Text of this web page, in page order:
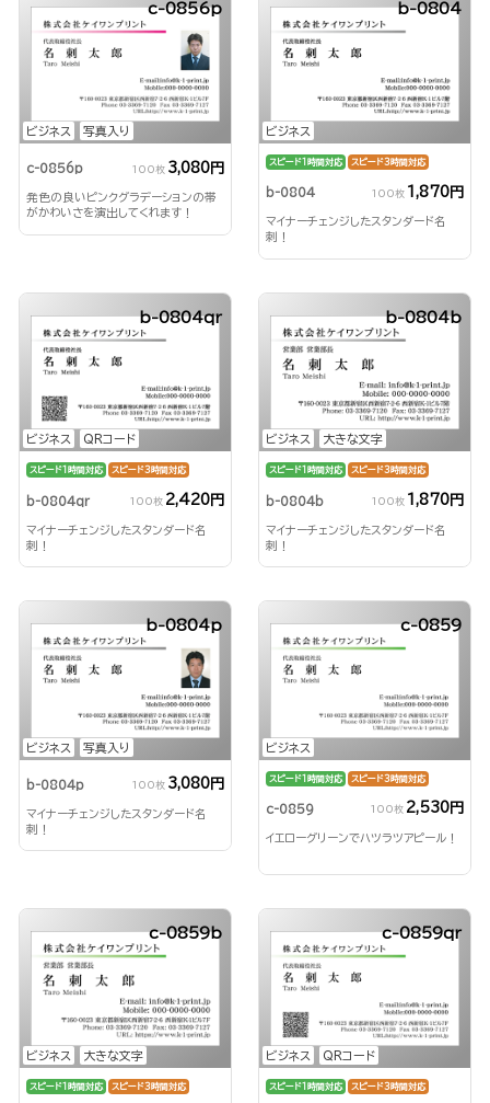
ビジネス 写真入り
c-0856p
c-0856p 100枚 3,080円
発色の良いピンクグラデーションの帯
がかわいさを演出してくれます！
ビジネス
b-0804
スピード1時間対応 スピード3時間対応
b-0804 100枚 1,870円
マイナーチェンジしたスタンダード名
刺！
ビジネス QRコード
b-0804qr
スピード1時間対応 スピード3時間対応
b-0804qr 100枚 2,420円
マイナーチェンジしたスタンダード名
刺！
ビジネス 大きな文字
b-0804b
スピード1時間対応 スピード3時間対応
b-0804b 100枚 1,870円
マイナーチェンジしたスタンダード名
刺！
ビジネス 写真入り
b-0804p
b-0804p 100枚 3,080円
マイナーチェンジしたスタンダード名
刺！
ビジネス
c-0859
スピード1時間対応 スピード3時間対応
c-0859 100枚 2,530円
イエローグリーンでハツラツアピール！
ビジネス 大きな文字
c-0859b
スピード1時間対応 スピード3時間対応
ビジネス QRコード
c-0859qr
スピード1時間対応 スピード3時間対応